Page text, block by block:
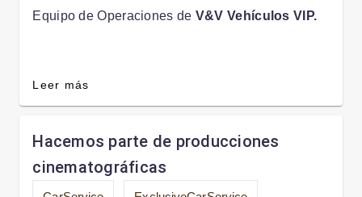
Equipo de Operaciones de V&V Vehículos VIP.
Leer más
Hacemos parte de producciones
cinematográficas